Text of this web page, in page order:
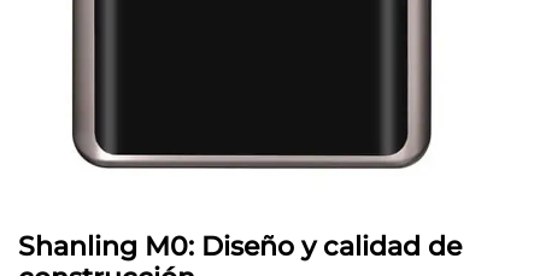
Shanling M0: Diseño y calidad de